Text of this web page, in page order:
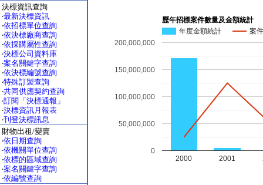
決標資訊查詢
‧最新決標資訊
‧依招標單位查詢
‧依決標廠商查詢
‧依採購屬性查詢
‧決標公司資料庫
‧案名關鍵字查詢
‧依決標編號查詢
‧特殊訂製查詢
‧共同供應契約查詢
‧訂閱「決標通報」
‧決標資訊月報表
‧刊登決標訊息
財物出租/變賣
‧依日期查詢
‧依機關單位查詢
‧依標的區域查詢
‧案名關鍵字查詢
‧依編號查詢
歷年招標案件數量及金額統計
年度金額統計
案
2000 2001
0
50,000,000
100,000,000
150,000,000
200,000,000